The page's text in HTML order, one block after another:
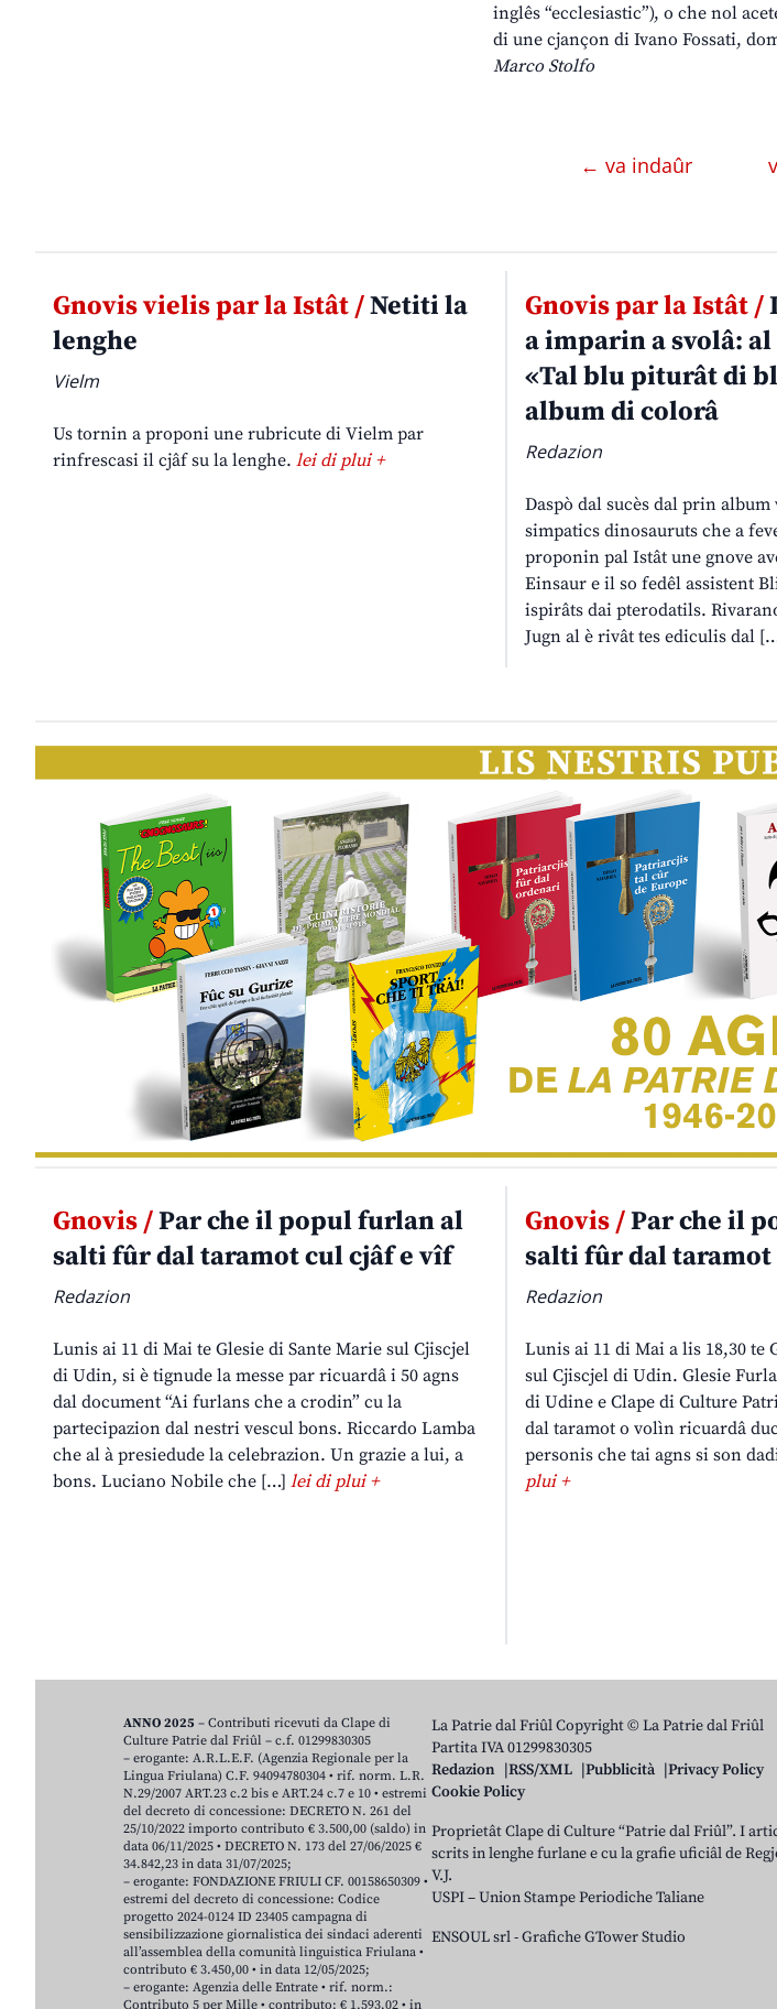
inglês “ecclesiastic”), o che nol
di une cjançon di Ivano Fossati,
Marco Stolfo
← va indaûr
Gnovis vielis par la Istât /Netiti la
lenghe
Vielm
Us tornin a proponi une rubricute di Vielm par
rinfrescasi il cjâf su la lenghe. lei di plui +
Gnovis par la Istât /I
a imparin a svolâ:
«Tal blu piturât di
album di colorâ
Redazion
Daspò dal sucès dal prin
simpatics dinosauruts che a
proponin pal Istât une gnove
Einsaur e il so fedêl assistent
ispirâts dai pterodatils.
Jugn al è rivât tes ediculis dal
Gnovis /Par che il popul furlan al
salti fûr dal taramot cul cjâf e vîf
Redazion
Lunis ai 11 di Mai te Glesie di Sante Marie sul Cjiscjel
di Udin, si è tignude la messe par ricuardâ i 50 agns
dal document “Ai furlans che a crodin” cu la
partecipazion dal nestri vescul bons. Riccardo Lamba
che al à presiedude la celebrazion. Un grazie a lui, a
bons. Luciano Nobile che […] lei di plui +
Gnovis /Par che il
salti fûr dal taramot
Redazion
Lunis ai 11 di Mai a lis 18,30 te
sul Cjiscjel di Udin. Glesie
di Udine e Clape di Culture
dal taramot o volìn ricuardâ
personis che tai agns si son
plui +
La Patrie dal Friûl Copyright © La Patrie dal Friûl
Partita IVA 01299830305
Redazion
RSS/XML Pubblicità
Privacy Policy
Cookie Policy
Proprietât Clape di Culture “Patrie dal Friûl”. I
scrits in lenghe furlane e cu la grafie uficiâl de
V.J.
USPI – Union Stampe Periodiche Taliane
ENSOUL srl-Grafiche GTower Studio
ANNO 2025 – Contributi ricevuti da Clape di
Culture Patrie dal Friûl – c.f. 01299830305
– erogante: A.R.L.E.F. (Agenzia Regionale per la
Lingua Friulana) C.F. 94094780304 • rif. norm. L.R.
N.29/2007 ART.23 c.2 bis e ART.24 c.7 e 10 • estremi
del decreto di concessione: DECRETO N. 261 del
25/10/2022 importo contributo € 3.500,00 (saldo) in
data 06/11/2025 • DECRETO N. 173 del 27/06/2025 €
34.842,23 in data 31/07/2025;
– erogante: FONDAZIONE FRIULI CF. 00158650309 •
estremi del decreto di concessione: Codice
progetto 2024-0124 ID 23405 campagna di
sensibilizzazione giornalistica dei sindaci aderenti
all’assemblea della comunità linguistica Friulana •
contributo € 3.450,00 • in data 12/05/2025;
– erogante: Agenzia delle Entrate • rif. norm.:
Contributo 5 per Mille • contributo: € 1.593,02 • in